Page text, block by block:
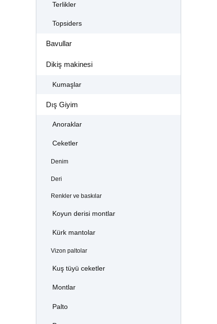
Terlikler
Topsiders
Bavullar
Dikiş makinesi
Kumaşlar
Dış Giyim
Anoraklar
Ceketler
Denim
Deri
Renkler ve baskılar
Koyun derisi montlar
Kürk mantolar
Vizon paltolar
Kuş tüyü ceketler
Montlar
Palto